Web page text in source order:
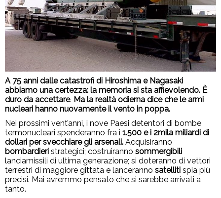
A 75 anni dalle catastrofi di Hiroshima e Nagasaki
abbiamo una certezza: la memoria si sta affievolendo. È
duro da accettare. Ma la realtà odierna dice che le armi
nucleari hanno nuovamente il vento in poppa.
Nei prossimi vent’anni, i nove Paesi detentori di bombe
termonucleari spenderanno fra i 1.500 e i 2mila miliardi di
dollari per svecchiare gli arsenali. Acquisiranno
bombardieri strategici; costruiranno sommergibili
lanciamissili di ultima generazione; si doteranno di vettori
terrestri di maggiore gittata e lanceranno satelliti spia più
precisi. Mai avremmo pensato che si sarebbe arrivati a
tanto.